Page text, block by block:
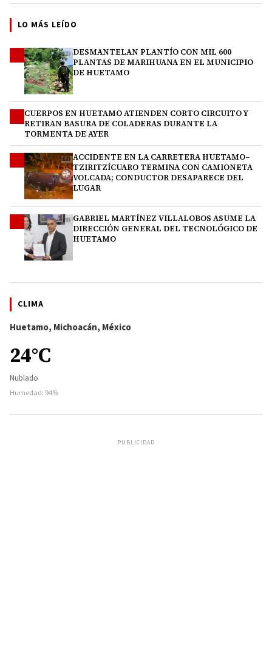
LO MÁS LEÍDO
DESMANTELAN PLANTÍO CON MIL 600
PLANTAS DE MARIHUANA EN EL MUNICIPIO
DE HUETAMO
CUERPOS EN HUETAMO ATIENDEN CORTO CIRCUITO Y
RETIRAN BASURA DE COLADERAS DURANTE LA
TORMENTA DE AYER
ACCIDENTE EN LA CARRETERA HUETAMO–
TZIRITZÍCUARO TERMINA CON CAMIONETA
VOLCADA; CONDUCTOR DESAPARECE DEL
LUGAR
GABRIEL MARTÍNEZ VILLALOBOS ASUME LA
DIRECCIÓN GENERAL DEL TECNOLÓGICO DE
HUETAMO
CLIMA
Huetamo, Michoacán, México
24°C
Nublado
Humedad: 94%
PUBLICIDAD